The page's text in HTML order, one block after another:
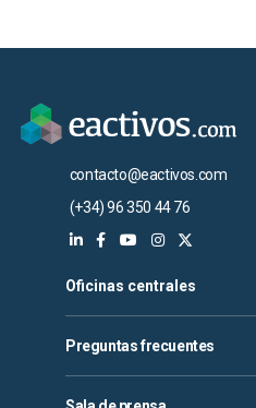
contacto@eactivos.com
(+34) 96 350 44 76
Oficinas centrales
Preguntas frecuentes